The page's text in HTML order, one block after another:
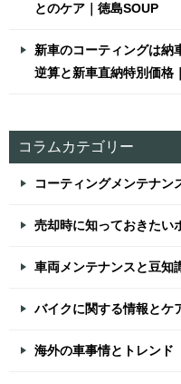
とのケア｜徳島SOUP
新車のコーティングは納
逆算と新車直納特別価格
コラムカテゴリー
コーティングメンテナン
売却時に知っておきたい
車両メンテナンスと豆知
バイクに関する情報とケ
海外の車事情とトレンド